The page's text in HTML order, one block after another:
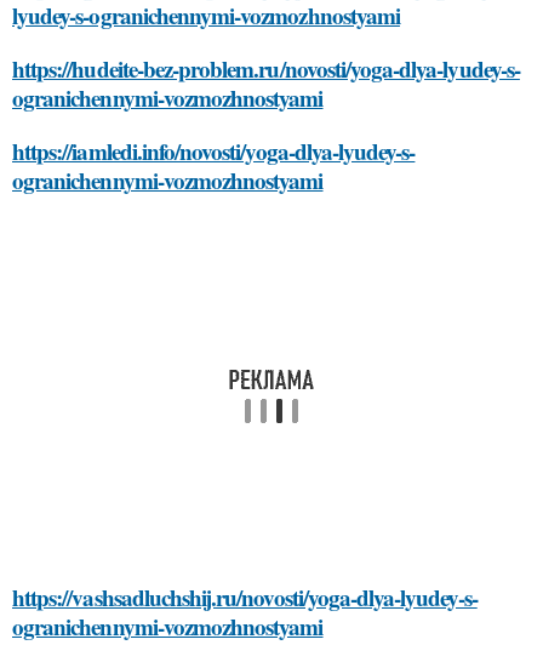
lyudey-s-ogranichennymi-vozmozhnostyami
https://hudeite-bez-problem.ru/novosti/yoga-dlya-lyudey-s-
ogranichennymi-vozmozhnostyami
https://iamledi.info/novosti/yoga-dlya-lyudey-s-
ogranichennymi-vozmozhnostyami
https://vashsadluchshij.ru/novosti/yoga-dlya-lyudey-s-
ogranichennymi-vozmozhnostyami